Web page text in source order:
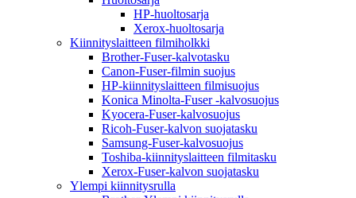
HP-huoltosarja
Xerox-huoltosarja
Kiinnityslaitteen filmiholkki
Brother-Fuser-kalvotasku
Canon-Fuser-filmin suojus
HP-kiinnityslaitteen filmisuojus
Konica Minolta-Fuser -kalvosuojus
Kyocera-Fuser-kalvosuojus
Ricoh-Fuser-kalvon suojatasku
Samsung-Fuser-kalvosuojus
Toshiba-kiinnityslaitteen filmitasku
Xerox-Fuser-kalvon suojatasku
Ylempi kiinnitysrulla